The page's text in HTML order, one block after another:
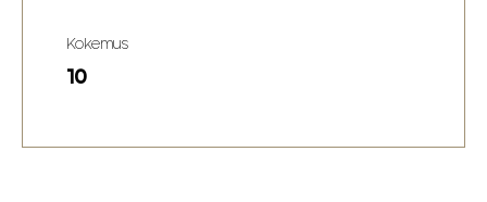
Kokemus
10